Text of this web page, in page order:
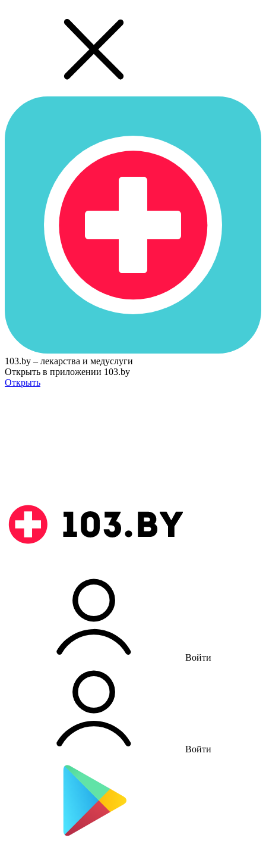
103.by – лекарства и медуслуги
Открыть в приложении 103.by
Открыть
Войти
Войти